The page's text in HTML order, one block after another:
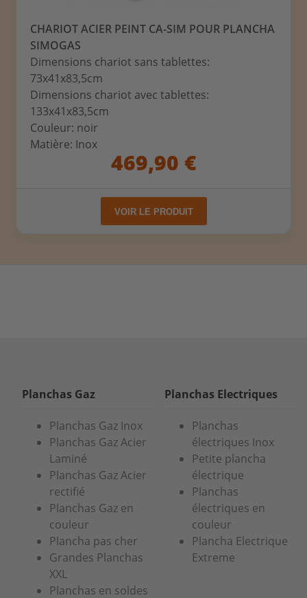
CHARIOT ACIER PEINT CA-SIM POUR PLANCHA
SIMOGAS
Dimensions chariot sans tablettes:
73x41x83,5cm
Dimensions chariot avec tablettes:
133x41x83,5cm
Couleur: noir
Matière: Inox
469,90 €
VOIR LE PRODUIT
Planchas Gaz
Planchas Gaz Inox
Planchas Gaz Acier
Laminé
Planchas Gaz Acier
rectifié
Planchas Gaz en
couleur
Plancha pas cher
Grandes Planchas
XXL
Planchas en soldes
Planchas Electriques
Planchas
électriques Inox
Petite plancha
électrique
Planchas
électriques en
couleur
Plancha Electrique
Extreme